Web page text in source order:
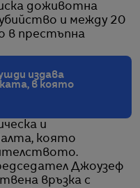
доживотна
и между 20
в престъпна
издава
в която
и
която
Джоузеф
връзка с